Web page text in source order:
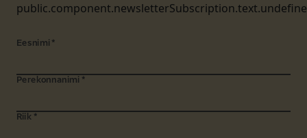
Eesnimi *
Perekonnanimi *
Riik *